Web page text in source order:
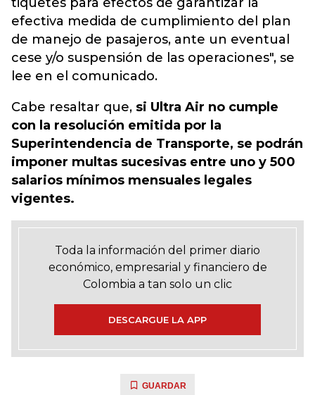
efectiva medida de cumplimiento del plan
de manejo de pasajeros, ante un eventual
cese y/o suspensión de las operaciones", se
lee en el comunicado.
Cabe resaltar que, si Ultra Air no cumple
con la resolución emitida por la
Superintendencia de Transporte, se podrán
imponer multas sucesivas entre uno y 500
salarios mínimos mensuales legales
vigentes.
Toda la información del primer diario
económico, empresarial y financiero de
Colombia a tan solo un clic
DESCARGUE LA APP
GUARDAR